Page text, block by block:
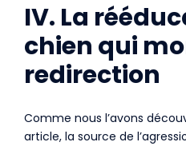
IV. La
chien qui
redirection
Comme nous l’avons
article, la source de